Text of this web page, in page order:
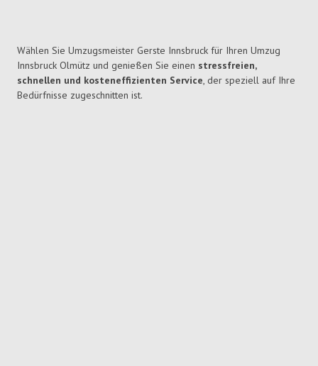
Wählen Sie Umzugsmeister Gerste Innsbruck für Ihren Umzug
Innsbruck Olmütz und genießen Sie einen stressfreien,
schnellen und kosteneffizienten Service, der speziell auf Ihre
Bedürfnisse zugeschnitten ist.